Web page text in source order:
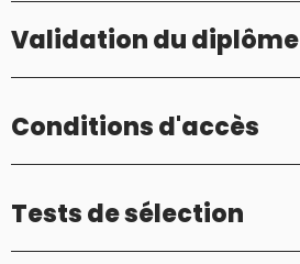
Validation du diplôme
Conditions d'accès
Tests de sélection